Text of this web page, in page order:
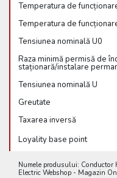
Temperatura de
Temperatura de
Tensiunea nominală U0
Raza minimă permisă de
staționară/instalare
Tensiunea nominală U
Greutate
Taxarea inversă
Loyality base point
Numele produsului:
Electric Webshop - Magazin